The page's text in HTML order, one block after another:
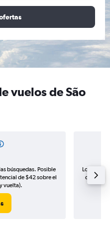
vuelos de São
búsquedas. Posible
de $42 sobre el
vuelta).
Los
de